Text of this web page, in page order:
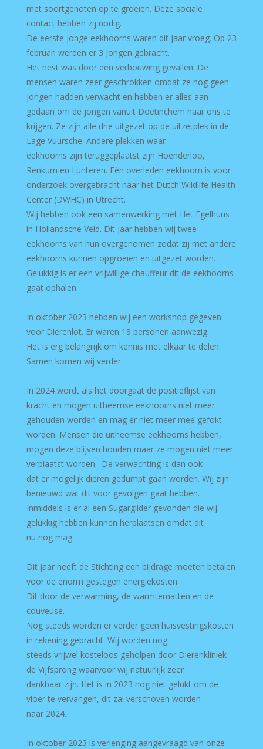
met soortgenoten op te groeien. Deze sociale
contact hebben zij nodig.
De eerste jonge eekhoorns waren dit jaar vroeg. Op 23
februari werden er 3 jongen gebracht.
Het nest was door een verbouwing gevallen. De
mensen waren zeer geschrokken omdat ze nog geen
jongen hadden verwacht en hebben er alles aan
gedaan om de jongen vanuit Doetinchem naar ons te
krijgen. Ze zijn alle drie uitgezet op de uitzetplek in de
Lage Vuursche. Andere plekken waar
eekhoorns zijn teruggeplaatst zijn Hoenderloo,
Renkum en Lunteren. Eén overleden eekhoorn is voor
onderzoek overgebracht naar het Dutch Wildlife Health
Center (DWHC) in Utrecht.
Wij hebben ook een samenwerking met Het Egelhuus
in Hollandsche Veld. Dit jaar hebben wij twee
eekhoorns van hun overgenomen zodat zij met andere
eekhoorns kunnen opgroeien en uitgezet worden.
Gelukkig is er een vrijwillige chauffeur dit de eekhoorns
gaat ophalen.
In oktober 2023 hebben wij een workshop gegeven
voor Dierenlot. Er waren 18 personen aanwezig.
Het is erg belangrijk om kennis met elkaar te delen.
Samen komen wij verder.
In 2024 wordt als het doorgaat de positieflijst van
kracht en mogen uitheemse eekhoorns niet meer
gehouden worden en mag er niet meer mee gefokt
worden. Mensen die uitheemse eekhoorns hebben,
mogen deze blijven houden maar ze mogen niet meer
verplaatst worden. De verwachting is dan ook
dat er mogelijk dieren gedumpt gaan worden. Wij zijn
benieuwd wat dit voor gevolgen gaat hebben.
Inmiddels is er al een Sugarglider gevonden die wij
gelukkig hebben kunnen herplaatsen omdat dit
nu nog mag.
Dit jaar heeft de Stichting een bijdrage moeten betalen
voor de enorm gestegen energiekosten.
Dit door de verwarming, de warmtematten en de
couveuse.
Nog steeds worden er verder geen huisvestingskosten
in rekening gebracht. Wij worden nog
steeds vrijwel kosteloos geholpen door Dierenkliniek
de Vijfsprong waarvoor wij natuurlijk zeer
dankbaar zijn. Het is in 2023 nog niet gelukt om de
vloer te vervangen, dit zal verschoven worden
naar 2024.
In oktober 2023 is verlenging aangevraagd van onze